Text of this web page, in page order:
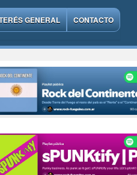
GENERAL CONTACTO